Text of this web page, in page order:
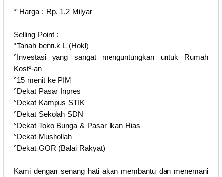
* Harga : Rp. 1,2 Milyar
Selling Point :
°Tanah bentuk L (Hoki)
°Investasi yang sangat menguntungkan untuk Rumah
Kost²-an
°15 menit ke PIM
°Dekat Pasar Inpres
°Dekat Kampus STIK
°Dekat Sekolah SDN
°Dekat Toko Bunga & Pasar Ikan Hias
°Dekat Mushollah
°Dekat GOR (Balai Rakyat)
Kami dengan senang hati akan membantu dan menemani